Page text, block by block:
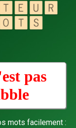
pas
mots facilement :